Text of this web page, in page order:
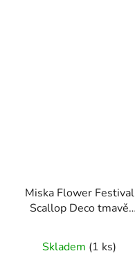
Miska Flower Festival
Scallop Deco tmavě
Skladem (1 ks)